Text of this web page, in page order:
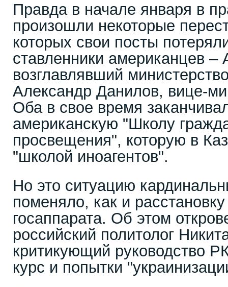
Правда в начале января в
произошли некоторые
которых свои посты
ставленники американцев –
возглавлявший
Александр Данилов, вице-
Оба в свое время
американскую "Школу
просвещения", которую в
"школой иноагентов".
Но это ситуацию
поменяло, как и
госаппарата. Об этом
российский политолог
критикующий руководство
курс и попытки